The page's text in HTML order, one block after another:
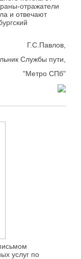
отражатели
и отвечают
Г.С.Павлов,
Службы пути,
"Метро СПб"
услуг по